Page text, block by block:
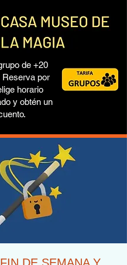
de +20
Reserva por
horario
y obtén un